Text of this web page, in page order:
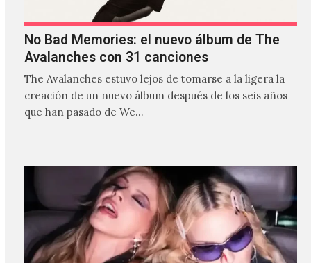
No Bad Memories: el nuevo álbum de The
Avalanches con 31 canciones
The Avalanches estuvo lejos de tomarse a la ligera la
creación de un nuevo álbum después de los seis años
que han pasado de We…